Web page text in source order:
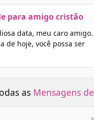
para amigo cristão
data, meu caro amigo.
de hoje, você possa ser
as Mensagens